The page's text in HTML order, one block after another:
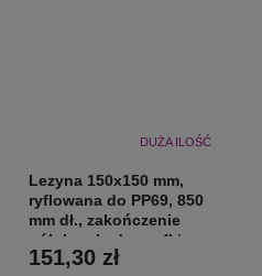
DUŻA ILOŚĆ
Lezyna 150x150 mm,
ryflowana do PP69, 850
mm dł., zakończenie
półokrągłe do szafki
151,30 zł